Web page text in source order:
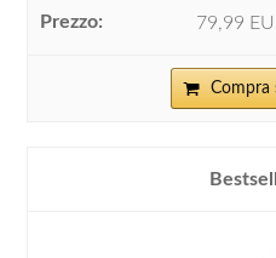
79,99
Compra